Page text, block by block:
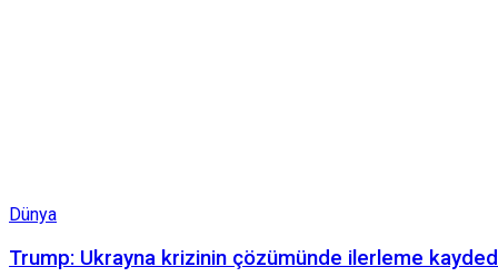
Dünya
Trump: Ukrayna krizinin çözümünde ilerleme